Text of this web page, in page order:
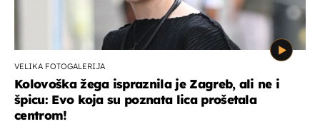
VELIKA FOTOGALERIJA
Kolovoška žega ispraznila je Zagreb, ali ne i
špicu: Evo koja su poznata lica prošetala
centrom!